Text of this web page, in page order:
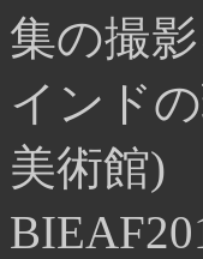
集の撮
インド
美術館)